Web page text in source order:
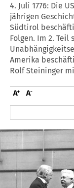
4. Juli 1776: Die
jährigen
Südtirol
Folgen. Im 2.
Amerika
Rolf Steininger